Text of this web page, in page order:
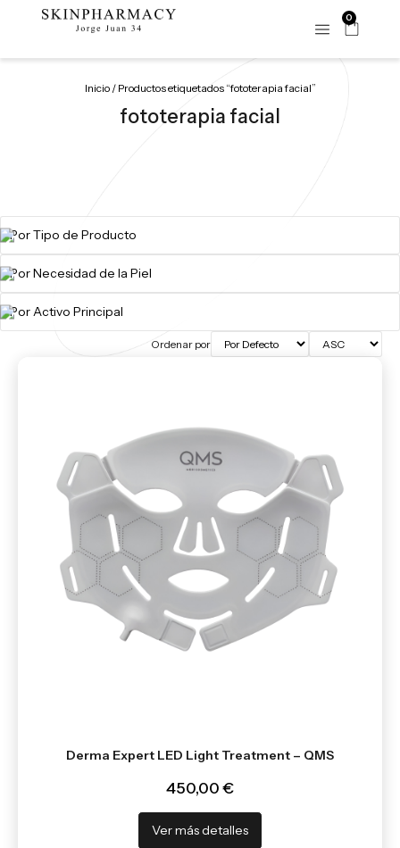
0
Inicio/ Productos etiquetados “fototerapia facial”
fototerapia facial
Ordenar por
Derma Expert LED Light Treatment – QMS
450,00 €
Ver más detalles